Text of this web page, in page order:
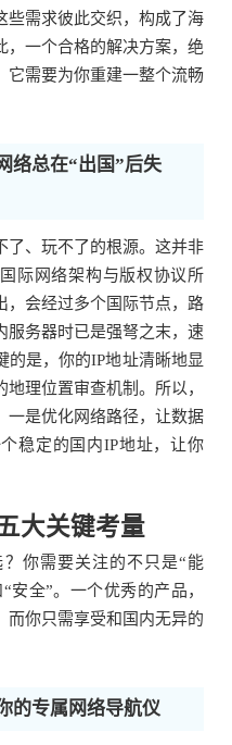
些需求彼此交织，构成了海
，一个合格的解决方案，绝
它需要为你重建一整个流畅
络总在“出国”后失
了、玩不了的根源。这并非
际网络架构与版权协议所
，会经过多个国际节点，路
服务器时已是强弩之末，速
的是，你的IP地址清晰地显
理位置审查机制。所以，
一是优化网络路径，让数据
稳定的国内IP地址，让你
大关键考量
你需要关注的不只是“能
安全”。一个优秀的产品，
而你只需享受和国内无异的
的专属网络导航仪